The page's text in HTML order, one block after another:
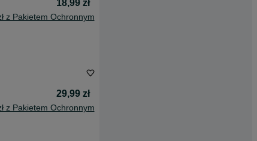
18,99 zł
z Pakietem Ochronnym
29,99 zł
z Pakietem Ochronnym